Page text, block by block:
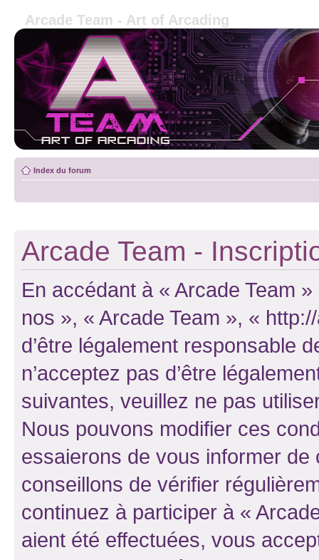
Arcade Team - Art of Arcading
Index du forum
Arcade Team -
En accédant à « Arcade Team
nos », « Arcade Team », «
d’être légalement responsable
n’acceptez pas d’être
suivantes, veuillez ne pas
Nous pouvons modifier ces
essaierons de vous informer
conseillons de vérifier
continuez à participer à «
aient été effectuées, vous